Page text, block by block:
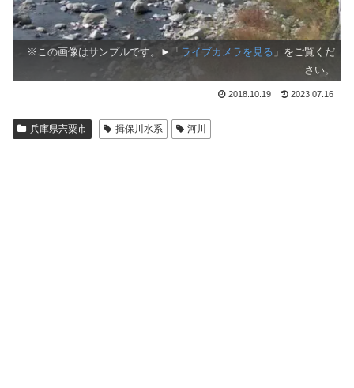
※この画像はサンプルです。►「 ライブカメラを見る 」をご覧くだ
さい。
2018.10.19 2023.07.16
兵庫県宍粟市 揖保川水系 河川